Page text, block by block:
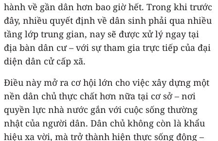
hành về gần dân hơn bao giờ hết. Trong khi trước
đây, nhiều quyết định về dân sinh phải qua nhiều
tầng lớp trung gian, nay sẽ được xử lý ngay tại
địa bàn dân cư – với sự tham gia trực tiếp của đại
diện dân cử cấp xã.
Điều này mở ra cơ hội lớn cho việc xây dựng một
nền dân chủ thực chất hơn nữa tại cơ sở – nơi
quyền lực nhà nước gắn với cuộc sống thường
nhật của người dân. Dân chủ không còn là khẩu
hiệu xa vời, mà trở thành hiện thực sống động –